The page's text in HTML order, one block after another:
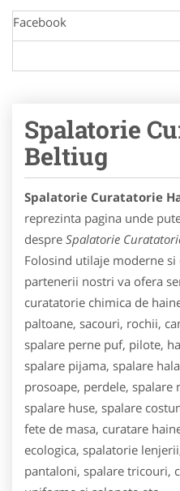
Facebook
Spalatorie
Beltiug
Spalatorie Curatatorie
reprezinta pagina unde
despre Spalatorie
Folosind utilaje moderne
partenerii nostri va ofera
curatatorie chimica de
paltoane, sacouri, rochii,
spalare perne puf, pilote,
spalare pijama, spalare
prosoape, perdele, spalare
spalare huse, spalare
fete de masa, curatare
ecologica, spalatorie
pantaloni, spalare tricouri,